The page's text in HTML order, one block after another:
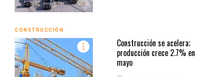
CONSTRUCCIÓN
Construcción se acelera;
producción crece 2.7% en
mayo